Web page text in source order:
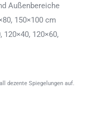
Außenbereiche
150×100 cm
120×40, 120×60,
dezente Spiegelungen auf.